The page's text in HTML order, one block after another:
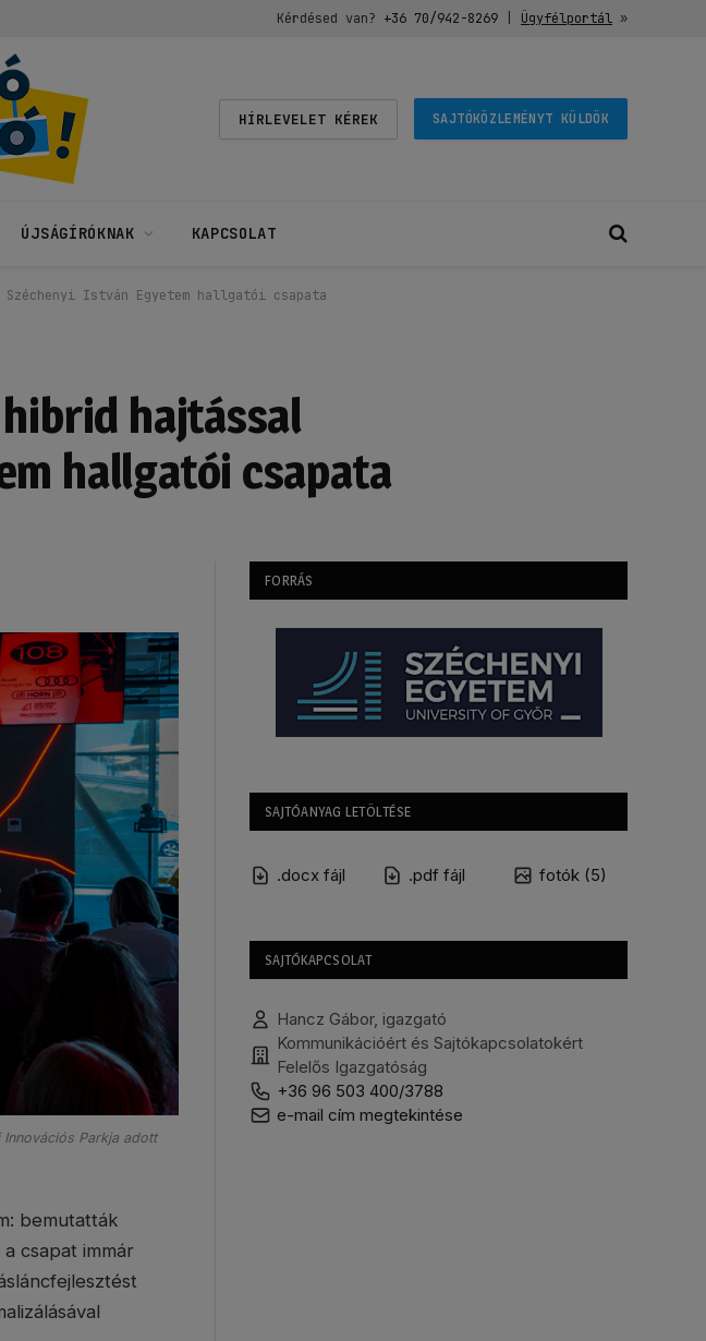
Kérdésed van? +36 70/942-8269| Ügyfélportál»
HÍRLEVELET KÉREK SAJTÓKÖZLEMÉNYT KÜLDÖK
ÚJSÁGÍRÓKNAK KAPCSOLAT
István Egyetem hallgatói csapata
hajtással
hallgatói csapata
Parkja adott
bemutatták
csapat immár
FORRÁS
SAJTÓANYAG LETÖLTÉSE
.docx fájl .pdf fájl fotók (5)
SAJTÓKAPCSOLAT
Hancz Gábor, igazgató
Kommunikációért és Sajtókapcsolatokért
Felelős Igazgatóság
+36 96 503 400/3788
e-mail cím megtekintése